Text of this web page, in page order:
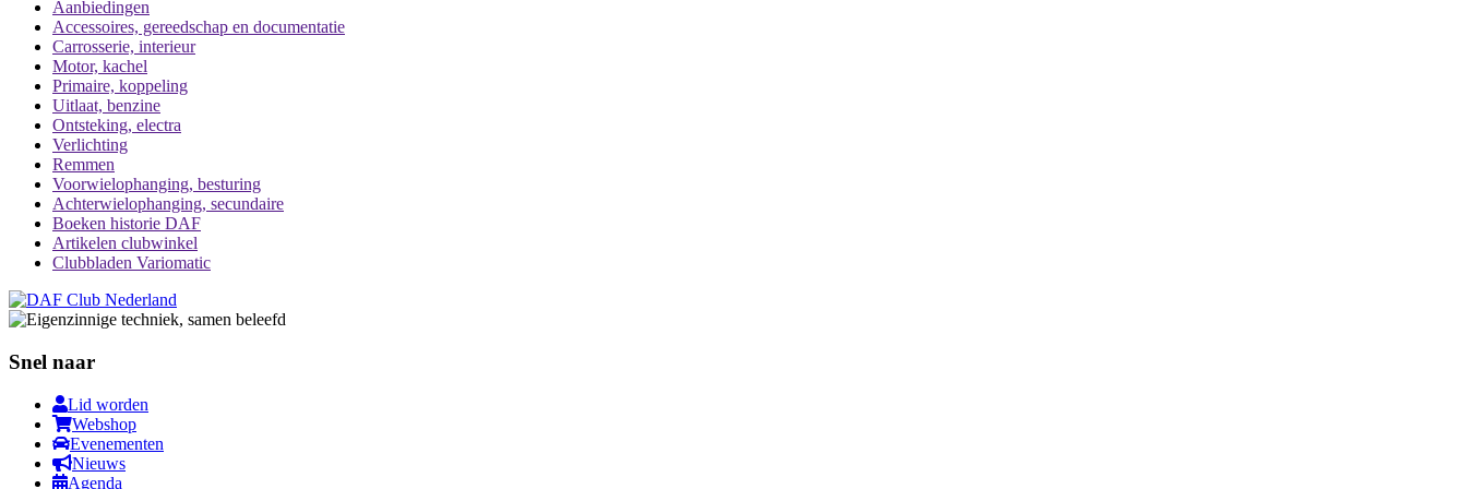
Aanbiedingen
Accessoires, gereedschap en documentatie
Carrosserie, interieur
Motor, kachel
Primaire, koppeling
Uitlaat, benzine
Ontsteking, electra
Verlichting
Remmen
Voorwielophanging, besturing
Achterwielophanging, secundaire
Boeken historie DAF
Artikelen clubwinkel
Clubbladen Variomatic
Snel naar
Lid worden
Webshop
Evenementen
Nieuws
Agenda